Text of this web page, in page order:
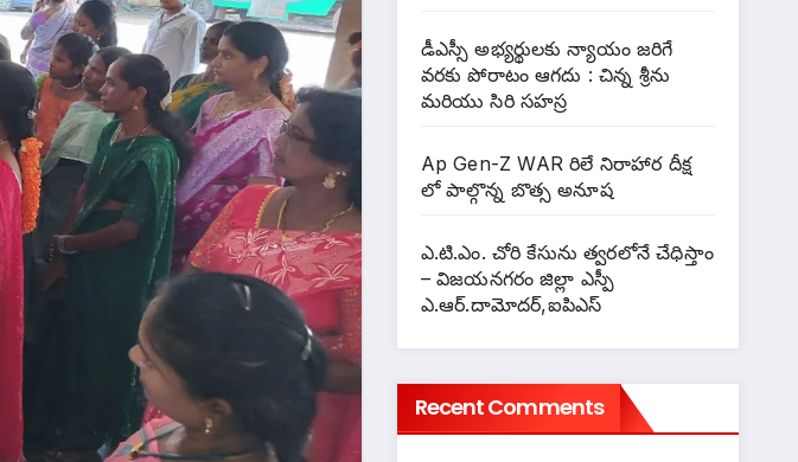
డీఎస్సీ అభ్యర్థులకు న్యాయం జరిగే
వరకు పోరాటం ఆగదు : చిన్న శ్రీను
మరియు సిరి సహస్ర
Ap Gen-Z WAR రిలే నిరాహార దీక్ష
లో పాల్గొన్న బొత్స అనూష
ఎ.టి.ఎం. చోరి కేసును త్వరలోనే చేధిస్తాం
– విజయనగరం జిల్లా ఎస్పీ
ఎ.ఆర్.దామోదర్,ఐపిఎస్
Recent Comments